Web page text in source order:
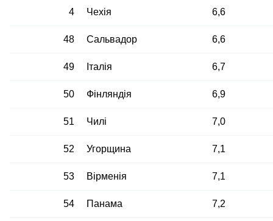
4 Чехія 6,6
48 Сальвадор 6,6
49 Італія 6,7
50 Фінляндія 6,9
51 Чилі 7,0
52 Угорщина 7,1
53 Вірменія 7,1
54 Панама 7,2